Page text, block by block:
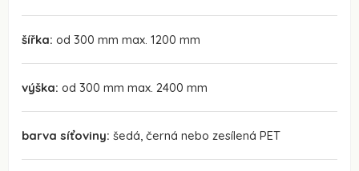
šířka: od 300 mm max. 1200 mm
výška: od 300 mm max. 2400 mm
barva síťoviny: šedá, černá nebo zesílená PET